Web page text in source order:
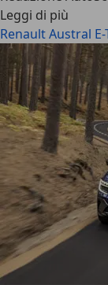
Leggi di più
Renault Austral